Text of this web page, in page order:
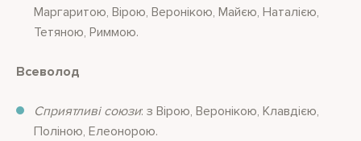
Маргаритою, Вірою, Веронікою, Майєю, Наталією,
Тетяною, Риммою.
Всеволод
Сприятливі союзи: з Вірою, Веронікою, Клавдією,
Поліною, Елеонорою.